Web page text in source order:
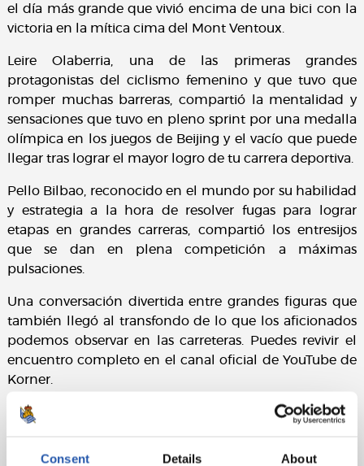
Consent Details About
el día más grande que vivió encima de una bici con la
victoria en la mítica cima del Mont Ventoux.
Leire Olaberria, una de las primeras grandes
protagonistas del ciclismo femenino y que tuvo que
romper muchas barreras, compartió la mentalidad y
sensaciones que tuvo en pleno sprint por una medalla
olímpica en los juegos de Beijing y el vacío que puede
llegar tras lograr el mayor logro de tu carrera deportiva.
Pello Bilbao, reconocido en el mundo por su habilidad
y estrategia a la hora de resolver fugas para lograr
etapas en grandes carreras, compartió los entresijos
que se dan en plena competición a máximas
pulsaciones.
Una conversación divertida entre grandes figuras que
también llegó al transfondo de lo que los aficionados
podemos observar en las carreteras. Puedes revivir el
encuentro completo en el canal oficial de YouTube de
Korner.